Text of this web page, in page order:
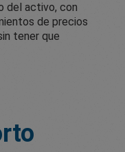
del activo, con
de precios
tener que